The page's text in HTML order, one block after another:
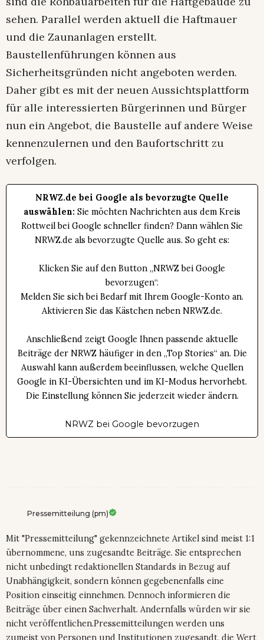
sehen. Parallel werden aktuell die Haftmauer
und die Zaunanlagen erstellt.
Baustellenführungen können aus
Sicherheitsgründen nicht angeboten werden.
Daher gibt es mit der neuen Aussichtsplattform
für alle interessierten Bürgerinnen und Bürger
nun ein Angebot, die Baustelle auf andere Weise
kennenzulernen und den Baufortschritt zu
verfolgen.
NRWZ.de bei Google als bevorzugte Quelle
auswählen: Sie möchten Nachrichten aus dem Kreis
Rottweil bei Google schneller finden? Dann wählen Sie
NRWZ.de als bevorzugte Quelle aus. So geht es:
Klicken Sie auf den Button „NRWZ bei Google
bevorzugen“.
Melden Sie sich bei Bedarf mit Ihrem Google-Konto an.
Aktivieren Sie das Kästchen neben NRWZ.de.
Anschließend zeigt Google Ihnen passende aktuelle
Beiträge der NRWZ häufiger in den „Top Stories“ an. Die
Auswahl kann außerdem beeinflussen, welche Quellen
Google in KI-Übersichten und im KI-Modus hervorhebt.
Die Einstellung können Sie jederzeit wieder ändern.
NRWZ bei Google bevorzugen
Pressemitteilung (pm)
Mit "Pressemitteilung" gekennzeichnete Artikel sind meist 1:1
übernommene, uns zugesandte Beiträge. Sie entsprechen
nicht unbedingt redaktionellen Standards in Bezug auf
Unabhängigkeit, sondern können gegebenenfalls eine
Position einseitig einnehmen. Dennoch informieren die
Beiträge über einen Sachverhalt. Andernfalls würden wir sie
nicht veröffentlichen.Pressemitteilungen werden uns
zumeist von Personen und Institutionen zugesandt, die Wert